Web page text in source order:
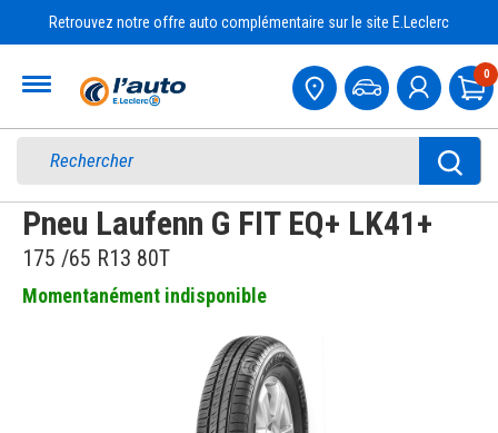
Retrouvez notre offre auto complémentaire sur le site E.Leclerc
0
Pneu Laufenn G FIT EQ+ LK41+
175 /65 R13 80T
Momentanément indisponible